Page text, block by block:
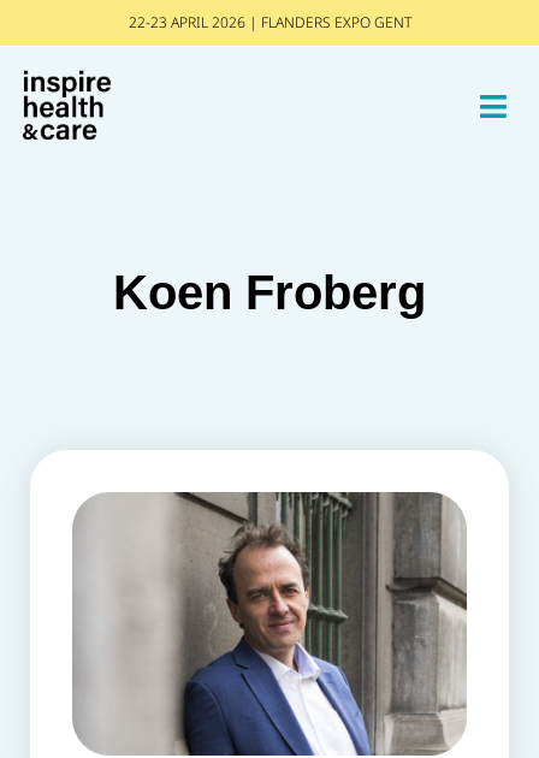
22-23 APRIL 2026 | FLANDERS EXPO GENT
Koen Froberg